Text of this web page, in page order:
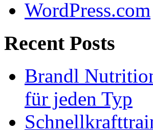
WordPress.com
Recent Posts
Brandl
für jeden Typ